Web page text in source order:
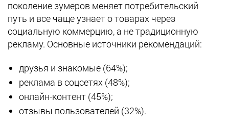
поколение зумеров меняет потребительский
путь и все чаще узнает о товарах через
социальную коммерцию, а не традиционную
рекламу. Основные источники рекомендаций:
друзья и знакомые (64%);
реклама в соцсетях (48%);
онлайн-контент (45%);
отзывы пользователей (32%).